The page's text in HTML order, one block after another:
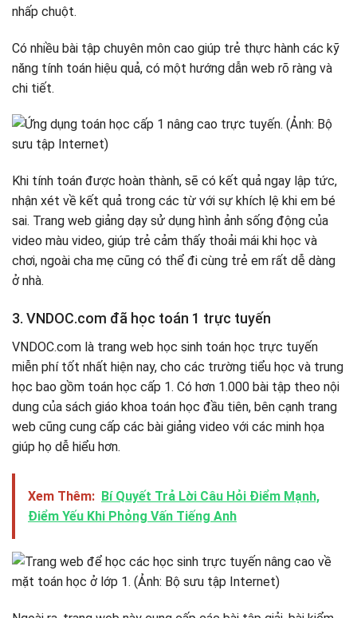
nhấp chuột.
Có nhiều bài tập chuyên môn cao giúp trẻ thực hành các kỹ
năng tính toán hiệu quả, có một hướng dẫn web rõ ràng và
chi tiết.
Khi tính toán được hoàn thành, sẽ có kết quả ngay lập tức,
nhận xét về kết quả trong các từ với sự khích lệ khi em bé
sai. Trang web giảng dạy sử dụng hình ảnh sống động của
video màu video, giúp trẻ cảm thấy thoải mái khi học và
chơi, ngoài cha mẹ cũng có thể đi cùng trẻ em rất dễ dàng
ở nhà.
3. VNDOC.com đã học toán 1 trực tuyến
VNDOC.com là trang web học sinh toán học trực tuyến
miễn phí tốt nhất hiện nay, cho các trường tiểu học và trung
học bao gồm toán học cấp 1. Có hơn 1.000 bài tập theo nội
dung của sách giáo khoa toán học đầu tiên, bên cạnh trang
web cũng cung cấp các bài giảng video với các minh họa
giúp họ dễ hiểu hơn.
Xem Thêm: Bí Quyết Trả Lời Câu Hỏi Điểm Mạnh,
Điểm Yếu Khi Phỏng Vấn Tiếng Anh